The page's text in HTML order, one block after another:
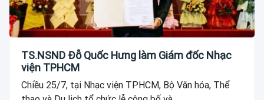
TS.NSND Đỗ Quốc Hưng làm Giám đốc Nhạc
viện TPHCM
Chiều 25/7, tại Nhạc viện TPHCM, Bộ Văn hóa, Thể